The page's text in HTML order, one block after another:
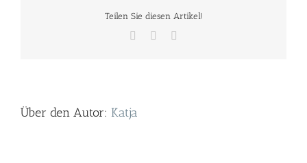
Teilen Sie diesen Artikel!
Facebook
Twitter
Über den Autor: Katja